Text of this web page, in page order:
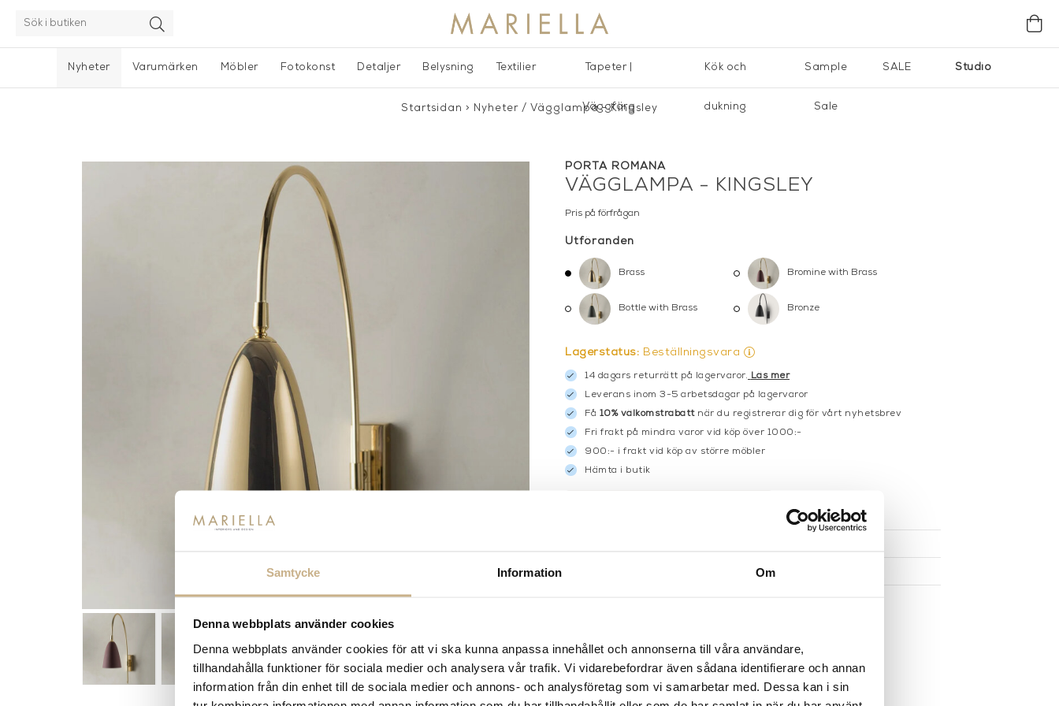
Samtycke Information Om
Denna webbplats använder cookies
Denna webbplats använder cookies för att vi ska kunna anpassa innehållet och annonserna till våra användare,
tillhandahålla funktioner för sociala medier och analysera vår trafik. Vi vidarebefordrar även sådana identifierare och annan
information från din enhet till de sociala medier och annons- och analysföretag som vi samarbetar med. Dessa kan i sin
Nyheter Studio
Varumärken Möbler Fotokonst Detaljer Belysning Textilier Tapeter |
Väggfärg
Kök och
dukning
Sample
Sale
SALE
Startsidan > Nyheter / Vägglampa - Kingsley
PORTA ROMANA
VÄGGLAMPA - KINGSLEY
Pris på förfrågan
Utföranden
Brass Bromine with Brass
Bottle with Brass Bronze
Lagerstatus: Beställningsvara
14 dagars returrätt på lagervaror. Läs mer
Leverans inom 3-5 arbetsdagar på lagervaror
Få 10% välkomstrabattnär du registrerar dig för vårt nyhetsbrev
Fri frakt på mindra varor vid köp över 1000:-
900:- i frakt vid köp av större möbler
Hämta i butik